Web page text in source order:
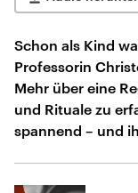
Schon als Kind
Professorin
Mehr über eine
und Rituale zu
spannend – und